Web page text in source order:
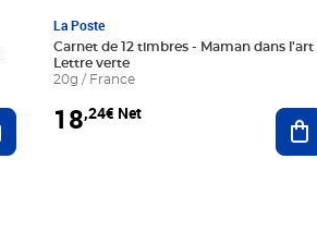
au panier
La Poste
Carnet de 12 timbres - Maman dans l'art
Lettre verte
20g / France
18,24€ Net